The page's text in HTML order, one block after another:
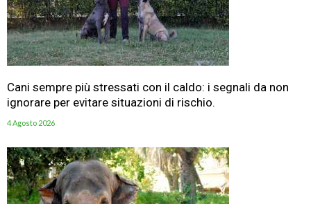
Cani sempre più stressati con il caldo: i segnali da non
ignorare per evitare situazioni di rischio.
4 Agosto 2026